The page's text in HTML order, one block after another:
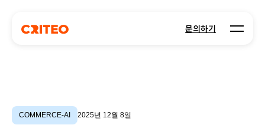
문의하기 Open
COMMERCE-AI 2025년 12월 8일